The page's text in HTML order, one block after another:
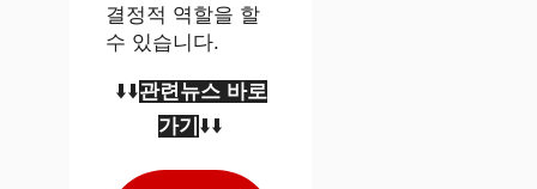
결정적 역할을 할
수 있습니다.
⬇️⬇️관련뉴스 바로
가기 ⬇️⬇️